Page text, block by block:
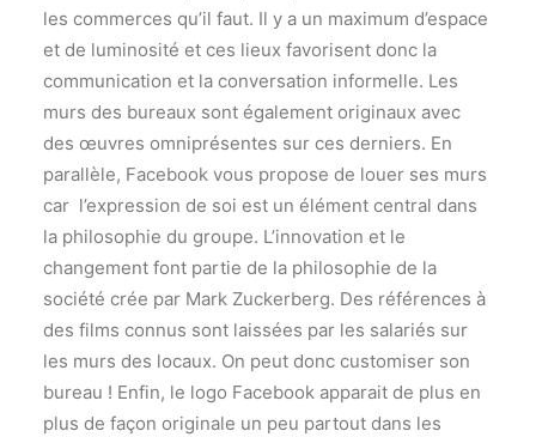
les commerces qu’il faut. Il y a un maximum d’espace
et de luminosité et ces lieux favorisent donc la
communication et la conversation informelle. Les
murs des bureaux sont également originaux avec
des œuvres omniprésentes sur ces derniers. En
parallèle, Facebook vous propose de louer ses murs
car l’expression de soi est un élément central dans
la philosophie du groupe. L’innovation et le
changement font partie de la philosophie de la
société crée par Mark Zuckerberg. Des références à
des films connus sont laissées par les salariés sur
les murs des locaux. On peut donc customiser son
bureau ! Enfin, le logo Facebook apparait de plus en
plus de façon originale un peu partout dans les